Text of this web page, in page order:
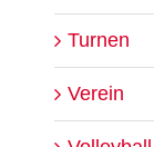
Turnen
Verein